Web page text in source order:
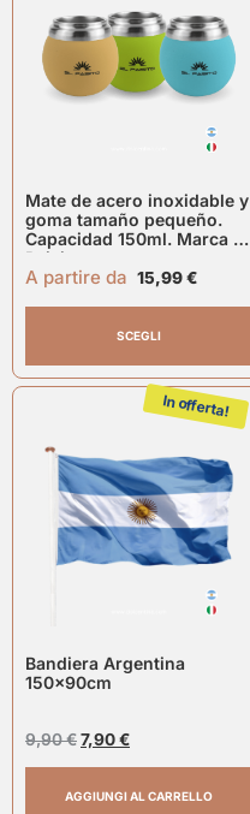
Mate de acero inoxidable y
goma tamaño pequeño.
Capacidad 150ml. Marca El
Paisito
A partire da 15,99€
SCEGLI
In offerta!
Bandiera Argentina
150x90cm
9,90€7,90€
AGGIUNGI AL CARRELLO